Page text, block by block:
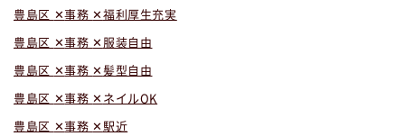
豊島区 事務 福利厚生充実
豊島区 事務 服装自由
豊島区 事務 髪型自由
豊島区 事務 ネイルOK
豊島区 事務 駅近